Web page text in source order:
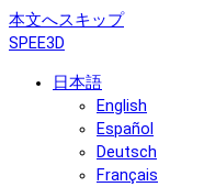
本文へスキップ
SPEE3D
日本語
English
Español
Deutsch
Français